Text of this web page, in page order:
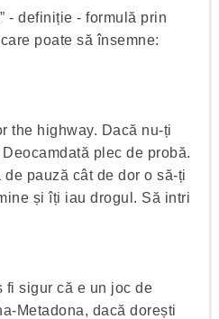
- definiție - formulă prin
poate să însemne:
the highway. Dacă nu-ți
plec de probă.
pauză cât de dor o să-ți
și îți iau drogul. Să intri
fi sigur că e un joc de
Metadona, dacă dorești